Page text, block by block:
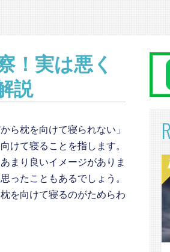
！実は悪く
説
ら枕を向けて寝られない」
けて寝ることを指します。
まり良いイメージがありま
ったこともあるでしょう。
を向けて寝るのがためらわ